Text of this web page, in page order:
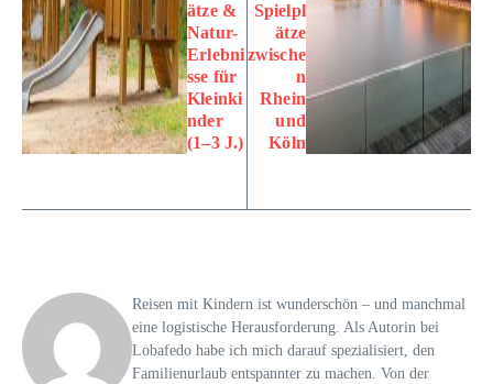
ätze &
Natur-
Erlebni
sse für
Kleinki
nder
(1–3 J.)
Spielpl
ätze
zwische
n
Rhein
und
Köln
Reisen mit Kindern ist wunderschön – und manchmal
eine logistische Herausforderung. Als Autorin bei
Lobafedo habe ich mich darauf spezialisiert, den
Familienurlaub entspannter zu machen. Von der